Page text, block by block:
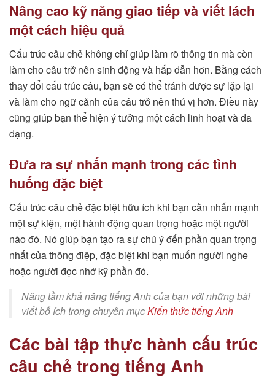
Nâng cao kỹ năng giao tiếp và viết lách
một cách hiệu quả
Cấu trúc câu chẻ không chỉ giúp làm rõ thông tin mà còn
làm cho câu trở nên sinh động và hấp dẫn hơn. Bằng cách
thay đổi cấu trúc câu, bạn sẽ có thể tránh được sự lặp lại
và làm cho ngữ cảnh của câu trở nên thú vị hơn. Điều này
cũng giúp bạn thể hiện ý tưởng một cách linh hoạt và đa
dạng.
Đưa ra sự nhấn mạnh trong các tình
huống đặc biệt
Cấu trúc câu chẻ đặc biệt hữu ích khi bạn cần nhấn mạnh
một sự kiện, một hành động quan trọng hoặc một người
nào đó. Nó giúp bạn tạo ra sự chú ý đến phần quan trọng
nhất của thông điệp, đặc biệt khi bạn muốn người nghe
hoặc người đọc nhớ kỹ phần đó.
Nâng tầm khả năng tiếng Anh của bạn với những bài
viết bổ ích trong chuyên mụcKiến thức tiếng Anh
Các bài tập thực hành cấu trúc
câu chẻ trong tiếng Anh